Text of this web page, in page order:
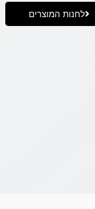
לחנות המוצרים